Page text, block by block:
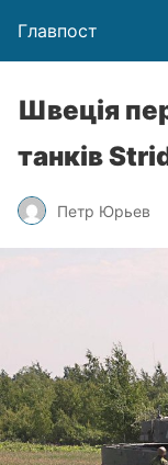
Главпост
Швеція
танків
Петр Юрьев